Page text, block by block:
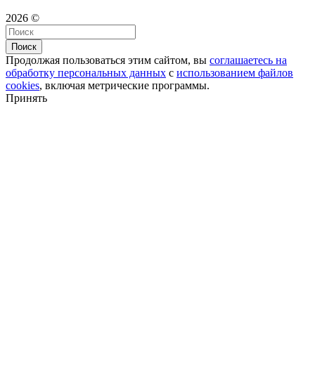
2026 ©
Поиск
Продолжая пользоваться этим сайтом, вы соглашаетесь на
обработку персональных данных с использованием файлов
cookies, включая метрические программы.
Принять